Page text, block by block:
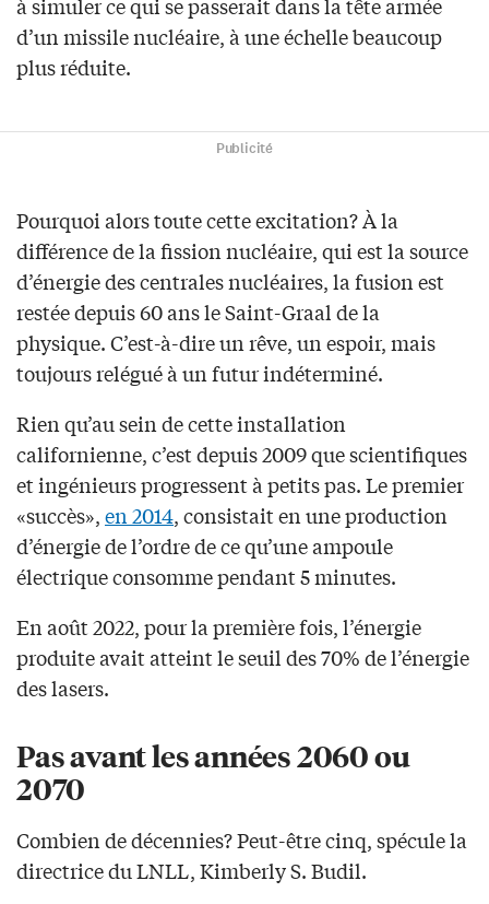
d’un missile nucléaire, à une échelle beaucoup
plus réduite.
Publicité
Pourquoi alors toute cette excitation? À la
différence de la fission nucléaire, qui est la source
d’énergie des centrales nucléaires, la fusion est
restée depuis 60 ans le Saint-Graal de la
physique. C’est-à-dire un rêve, un espoir, mais
toujours relégué à un futur indéterminé.
Rien qu’au sein de cette installation
californienne, c’est depuis 2009 que scientifiques
et ingénieurs progressent à petits pas. Le premier
«succès»,en 2014, consistait en une production
d’énergie de l’ordre de ce qu’une ampoule
électrique consomme pendant 5 minutes.
En août 2022, pour la première fois, l’énergie
produite avait atteint le seuil des 70% de l’énergie
des lasers.
Pas avant les années 2060 ou
2070
Combien de décennies? Peut-être cinq, spécule la
directrice du LNLL, Kimberly S. Budil.